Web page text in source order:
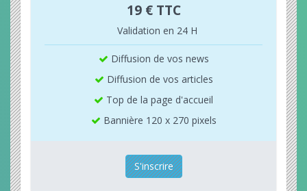
19 € TTC
Validation en 24 H
Diffusion de vos news
Diffusion de vos articles
Top de la page d'accueil
Bannière 120 x 270 pixels
S'inscrire